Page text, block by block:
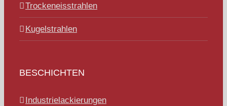
Trockeneisstrahlen
Kugelstrahlen
BESCHICHTEN
Industrielackierungen